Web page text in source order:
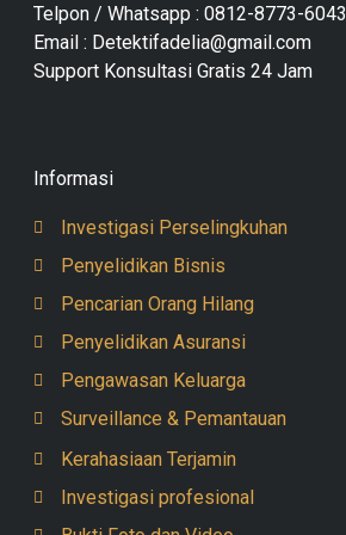
Telpon / Whatsapp : 0812-8773-6043
Email : Detektifadelia@gmail.com
Support Konsultasi Gratis 24 Jam
Informasi
Investigasi Perselingkuhan
Penyelidikan Bisnis
Pencarian Orang Hilang
Penyelidikan Asuransi
Pengawasan Keluarga
Surveillance & Pemantauan
Kerahasiaan Terjamin
Investigasi profesional